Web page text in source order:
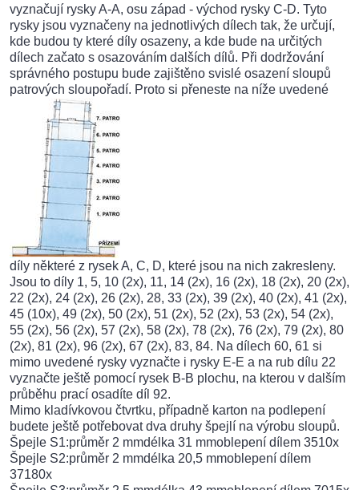
vyznačují rysky A-A, osu západ - východ rysky C-D. Tyto
rysky jsou vyznačeny na jednotlivých dílech tak, že určují,
kde budou ty které díly osazeny, a kde bude na určitých
dílech začato s osazováním dalších dílů. Při dodržování
správného postupu bude zajištěno svislé osazení sloupů
patrových sloupořadí. Proto si přeneste na níže uvedené
díly některé z rysek A, C, D, které jsou na nich zakresleny.
Jsou to díly 1, 5, 10 (2x), 11, 14 (2x), 16 (2x), 18 (2x), 20 (2x),
22 (2x), 24 (2x), 26 (2x), 28, 33 (2x), 39 (2x), 40 (2x), 41 (2x),
45 (10x), 49 (2x), 50 (2x), 51 (2x), 52 (2x), 53 (2x), 54 (2x),
55 (2x), 56 (2x), 57 (2x), 58 (2x), 78 (2x), 76 (2x), 79 (2x), 80
(2x), 81 (2x), 96 (2x), 67 (2x), 83, 84. Na dílech 60, 61 si
mimo uvedené rysky vyznačte i rysky E-E a na rub dílu 22
vyznačte ještě pomocí rysek B-B plochu, na kterou v dalším
průběhu prací osadíte díl 92.
Mimo kladívkovou čtvrtku, případně karton na podlepení
budete ještě potřebovat dva druhy špejlí na výrobu sloupů.
Špejle S1:průměr 2 mmdélka 31 mmoblepení dílem 3510x
Špejle S2:průměr 2 mmdélka 20,5 mmoblepení dílem
37180x